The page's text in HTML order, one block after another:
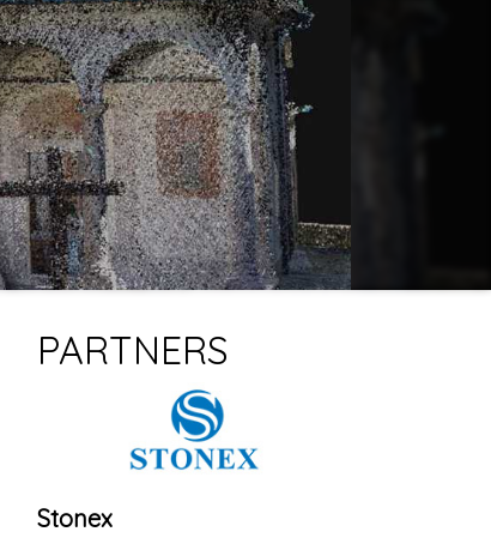
PARTNERS
Stonex